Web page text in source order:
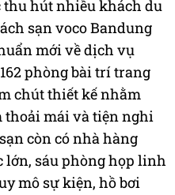
hút nhiều khách du
sạn voco Bandung
mới về dịch vụ
phòng bài trí trang
chút thiết kế nhằm
thoải mái và tiện nghi
còn có nhà hàng
lớn, sáu phòng họp linh
mô sự kiện, hồ bơi